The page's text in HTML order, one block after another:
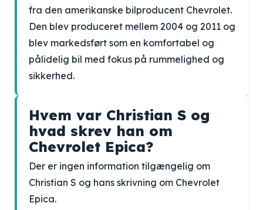
fra den amerikanske bilproducent Chevrolet.
Den blev produceret mellem 2004 og 2011 og
blev markedsført som en komfortabel og
pålidelig bil med fokus på rummelighed og
sikkerhed.
Hvem var Christian S og
hvad skrev han om
Chevrolet Epica?
Der er ingen information tilgængelig om
Christian S og hans skrivning om Chevrolet
Epica.